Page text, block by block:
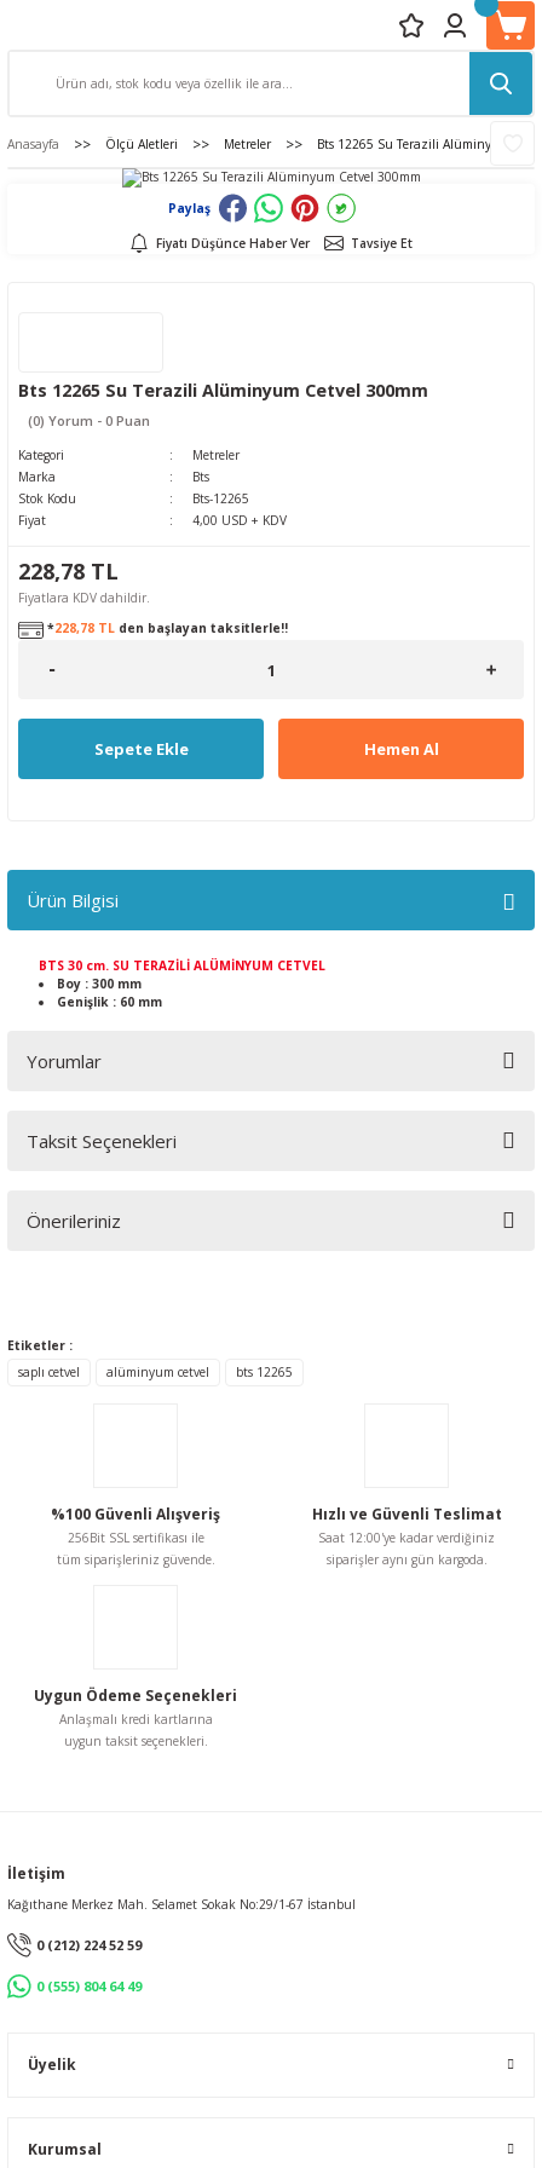
Anasayfa Ölçü Aletleri Metreler Bts 12265 Su Terazili Alüminyum
Paylaş
Fiyatı Düşünce Haber Ver Tavsiye Et
Bts 12265 Su Terazili Alüminyum Cetvel 300mm
(0) Yorum - 0 Puan
Kategori
Metreler
Marka
Bts
Stok Kodu
Bts-12265
Fiyat
4,00 USD + KDV
228,78 TL
Fiyatlara KDV dahildir.
*228,78 TL den başlayan taksitlerle!!
Sepete Ekle Hemen Al
Ürün Bilgisi
BTS 30 cm. SU TERAZİLİ ALÜMİNYUM CETVEL
Boy : 300 mm
Genişlik : 60 mm
Yorumlar
Taksit Seçenekleri
Önerileriniz
Görüş ve önerileriniz için teşekkür ederiz.
Ürün fiyatı diğer sitelerden daha pahalı.
Bu ürüne benzer farklı alternatifler olmalı.
Etiketler :
saplı cetvel
alüminyum cetvel bts 12265
%100 Güvenli Alışveriş
256Bit SSL sertifikası ile
tüm siparişleriniz güvende.
Hızlı ve Güvenli Teslimat
Saat 12:00'ye kadar verdiğiniz
siparişler aynı gün kargoda.
Uygun Ödeme Seçenekleri
Anlaşmalı kredi kartlarına
uygun taksit seçenekleri.
İletişim
Kağıthane Merkez Mah. Selamet Sokak No:29/1-67 İstanbul
0 (212) 224 52 59
0 (555) 804 64 49
Üyelik
Kurumsal